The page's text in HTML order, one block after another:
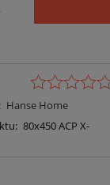
Hanse Home
80x450 ACP X-